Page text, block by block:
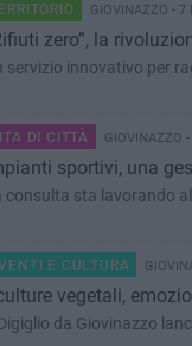
GIOVINAZZO - 7
zero”, la
servizio innovativo per
DI CITTÀ GIOVINAZZO
sportivi, una
consulta sta lavorando
E CULTURA
vegetali,
da Giovinazzo